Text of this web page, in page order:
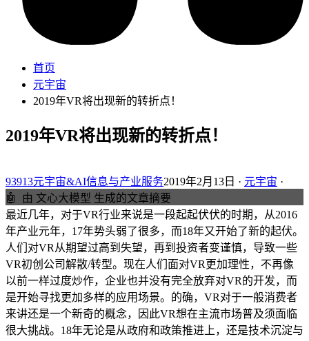
首页
元宇宙
2019年VR将出现新的转折点！
2019年VR将出现新的转折点！
93913元宇宙&AI信息与产业服务2019年2月13日 · 元宇宙 ·
🤖
由 文心大模型 生成的文章摘要
最近几年，对于VR行业来说是一段起起伏伏的时期，从2016
年产业元年，17年势头弱了很多，而18年又开始了新的起伏。
人们对VR从期望过高到失望，再到投资者变谨慎，导致一些
VR初创公司解散/转型。现在人们面对VR更加理性，不再像
以前一样过度炒作，企业也并没有完全放弃对VR的开发，而
是开始寻找更加多样的应用场景。的确，VR对于一般消费者
来讲还是一个新奇的概念，因此VR想在主流市场普及须面临
很大挑战。18年无论是从政府和政策推进上，还是技术沉淀与